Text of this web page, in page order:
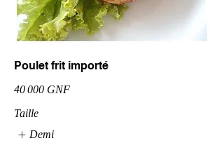
Poulet frit importé
40 000 GNF
Taille
Demi